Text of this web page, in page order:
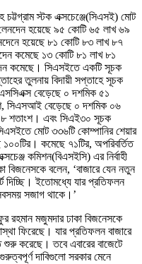
স্টক এক্সচেঞ্জে(সিএসই) মোট
হয়েছে ৯৫ কোটি ৬৫ লাখ ৬৯
হয়েছে ৮১ কোটি ৮৩ লাখ ৮৭
কমেছে ১৩ কোটি ৮১ লাখ ৮১
কমেছে। সিএসইতে একটি সূচক
তুলনায় বিদায়ী সপ্তাহে সূচক
বেড়েছে ০ দশমিক ৫১
সিএসআই বেড়েছে ০ দশমিক ০৬
শতাংশ। এবং সিএই৩০ সূচক
মোট ৩৩৬টি কোম্পানির শেয়ার
কমেছে ৭১টির, অপরিবর্তিত
কমিশন(বিএসইসি) এর নির্বাহী
বিজনেসকে বলেন, ‘বাজারে যেন নতুন
দিচ্ছি। ইতোমধ্যে যার প্রতিফলন
সজাগ থাকে।’
রহমান মজুমদার ঢাকা বিজনেসকে
ফিরেছে। যার প্রতিফলন বাজারে
করেছে। তবে এবারের বাজেটে
দাবিগুলো সরকার মেনে